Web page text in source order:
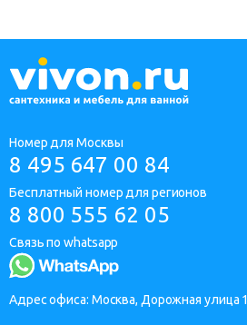
Номер для Москвы
8 495 647 00 84
Бесплатный номер для регионов
8 800 555 62 05
Связь по whatsapp
Адрес офиса: Москва, Дорожная улица 1